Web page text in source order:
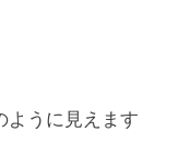
ように見えます